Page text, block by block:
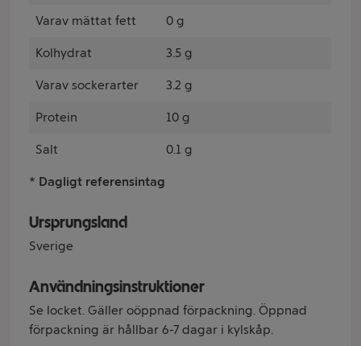
Varav mättat fett 0 g
Kolhydrat 3.5 g
Varav sockerarter 3.2 g
Protein 10 g
Salt 0.1 g
* Dagligt referensintag
Ursprungsland
Sverige
Användningsinstruktioner
Se locket. Gäller oöppnad förpackning. Öppnad
förpackning är hållbar 6-7 dagar i kylskåp.